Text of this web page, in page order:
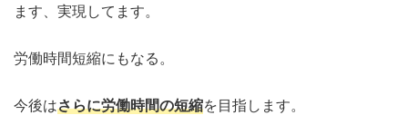
ます、実現してます。
労働時間短縮にもなる。
今後はさらに労働時間の短縮を目指します。